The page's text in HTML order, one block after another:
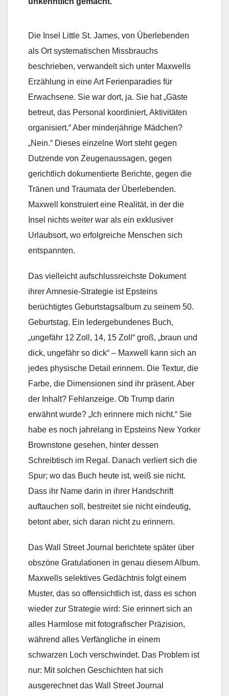
Die Insel Little St. James, von Überlebenden
als Ort systematischen Missbrauchs
beschrieben, verwandelt sich unter Maxwells
Erzählung in eine Art Ferienparadies für
Erwachsene. Sie war dort, ja. Sie hat „Gäste
betreut, das Personal koordiniert, Aktivitäten
organisiert.“ Aber minderjährige Mädchen?
„Nein.“ Dieses einzelne Wort steht gegen
Dutzende von Zeugenaussagen, gegen
gerichtlich dokumentierte Berichte, gegen die
Tränen und Traumata der Überlebenden.
Maxwell konstruiert eine Realität, in der die
Insel nichts weiter war als ein exklusiver
Urlaubsort, wo erfolgreiche Menschen sich
entspannten.
Das vielleicht aufschlussreichste Dokument
ihrer Amnesie-Strategie ist Epsteins
berüchtigtes Geburtstagsalbum zu seinem 50.
Geburtstag. Ein ledergebundenes Buch,
„ungefähr 12 Zoll, 14, 15 Zoll“ groß, „braun und
dick, ungefähr so dick“ – Maxwell kann sich an
jedes physische Detail erinnern. Die Textur, die
Farbe, die Dimensionen sind ihr präsent. Aber
der Inhalt? Fehlanzeige. Ob Trump darin
erwähnt wurde? „Ich erinnere mich nicht.“ Sie
habe es noch jahrelang in Epsteins New Yorker
Brownstone gesehen, hinter dessen
Schreibtisch im Regal. Danach verliert sich die
Spur; wo das Buch heute ist, weiß sie nicht.
Dass ihr Name darin in ihrer Handschrift
auftauchen soll, bestreitet sie nicht eindeutig,
betont aber, sich daran nicht zu erinnern.
Das Wall Street Journal berichtete später über
obszöne Gratulationen in genau diesem Album.
Maxwells selektives Gedächtnis folgt einem
Muster, das so offensichtlich ist, dass es schon
wieder zur Strategie wird: Sie erinnert sich an
alles Harmlose mit fotografischer Präzision,
während alles Verfängliche in einem
schwarzen Loch verschwindet. Das Problem ist
nur: Mit solchen Geschichten hat sich
ausgerechnet das Wall Street Journal